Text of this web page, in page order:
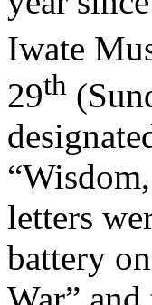
Iwate
29th
letters
battery